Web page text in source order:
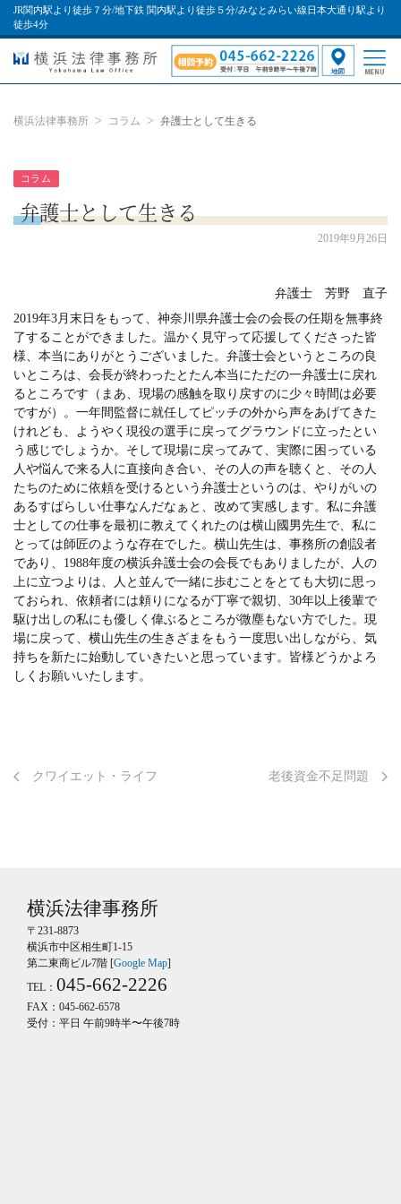
JR関内駅より徒歩７分/地下鉄 関内駅より徒歩５分/みなとみらい線日本大通り駅より
徒歩4分
横浜法律事務所 コラム 弁護士として生きる
コラム
弁護士として生きる
2019年9月26日
弁護士 芳野 直子
2019年3月末日をもって、神奈川県弁護士会の会長の任期を無事終
了することができました。温かく見守って応援してくださった皆
様、本当にありがとうございました。弁護士会というところの良
いところは、会長が終わったとたん本当にただの一弁護士に戻れ
るところです（まあ、現場の感触を取り戻すのに少々時間は必要
ですが）。一年間監督に就任してピッチの外から声をあげてきた
けれども、ようやく現役の選手に戻ってグラウンドに立ったとい
う感じでしょうか。そして現場に戻ってみて、実際に困っている
人や悩んで来る人に直接向き合い、その人の声を聴くと、その人
たちのために依頼を受けるという弁護士というのは、やりがいの
あるすばらしい仕事なんだなぁと、改めて実感します。私に弁護
士としての仕事を最初に教えてくれたのは横山國男先生で、私に
とっては師匠のような存在でした。横山先生は、事務所の創設者
であり、1988年度の横浜弁護士会の会長でもありましたが、人の
上に立つよりは、人と並んで一緒に歩むことをとても大切に思っ
ておられ、依頼者には頼りになるが丁寧で親切、30年以上後輩で
駆け出しの私にも優しく偉ぶるところが微塵もない方でした。現
場に戻って、横山先生の生きざまをもう一度思い出しながら、気
持ちを新たに始動していきたいと思っています。皆様どうかよろ
しくお願いいたします。
クワイエット・ライフ 老後資金不足問題
横浜法律事務所
〒231-8873
横浜市中区相生町1-15
第二東商ビル7階 [Google Map]
TEL： 045-662-2226
FAX：045-662-6578
受付：平日 午前9時半〜午後7時